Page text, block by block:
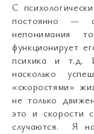
С
постоянно —
непонимания
функционирует
психика и т.д.
насколько
«скоростями»
не только
это и скорости
случаются. Я